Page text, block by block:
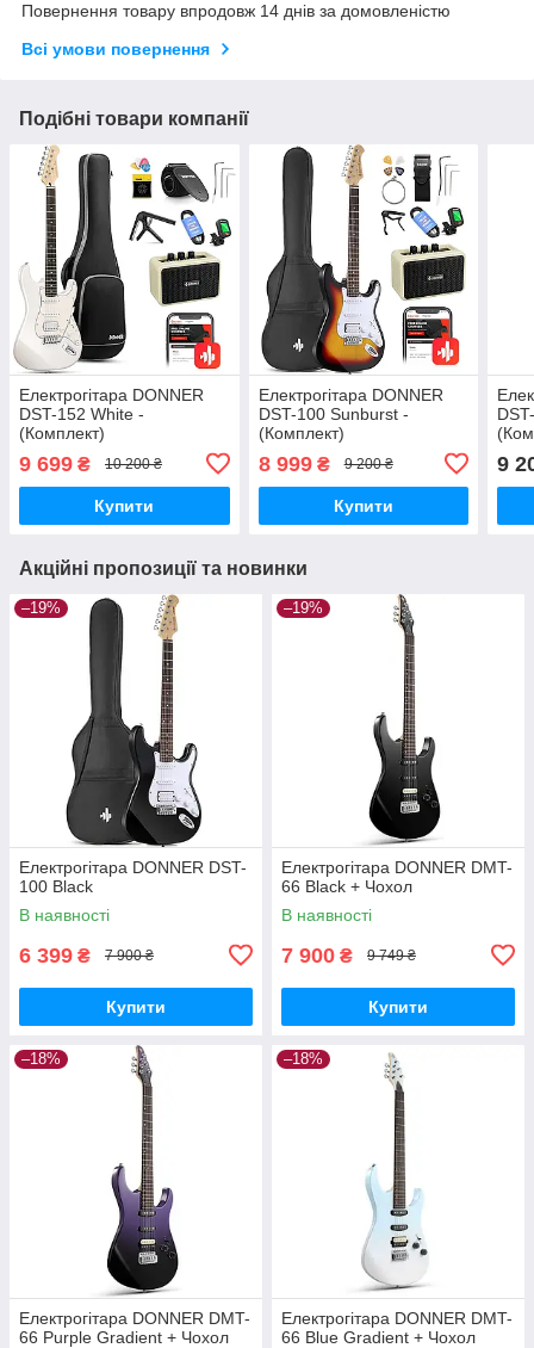
Повернення товару впродовж 14 днів за домовленістю
Всі умови повернення
Подібні товари компанії
Електрогітара DONNER
DST-152 White -
(Комплект)
9 699 ₴ 10 200 ₴
Купити
Електрогітара DONNER
DST-100 Sunburst -
(Комплект)
8 999₴ 9 200 ₴
Купити
9
Акційні пропозиції та новинки
–19%
Електрогітара DONNER DST-
100 Black
В наявності
6 399 ₴ 7 900 ₴
Купити
–19%
Електрогітара DONNER DMT-
66 Black + Чохол
В наявності
7 900 ₴ 9 749 ₴
Купити
–18%
Електрогітара DONNER DMT-
66 Purple Gradient + Чохол
–18%
Електрогітара DONNER DMT-
66 Blue Gradient + Чохол